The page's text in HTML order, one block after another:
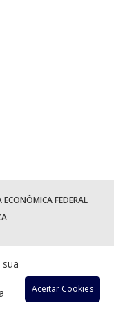
FEDERAL
Aceitar Cookies